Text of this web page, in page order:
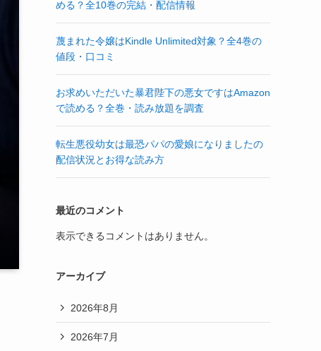
める？全10巻の完結・配信情報
蔑まれた令嬢はKindle Unlimited対象？全4巻の
値段・口コミ
お求めいただいた暴君陛下の悪女ですはAmazon
で読める？全巻・読み放題を調査
転生悪役幼女は最恐パパの愛娘になりましたの
配信状況とお得な読み方
最近のコメント
表示できるコメントはありません。
アーカイブ
2026年8月
2026年7月